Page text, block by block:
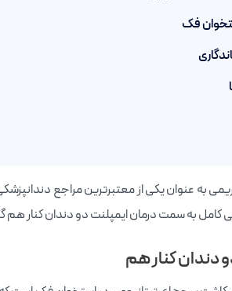
به عنوان یکی از معتبرترین مراجع
کامل به سمت درمان ایمپلنت دو دندان کنار هم
دندان کنار هم